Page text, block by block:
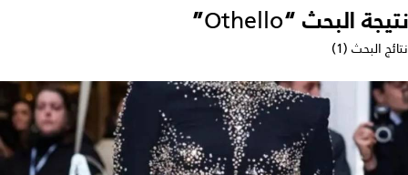
نتيجة البحث “Othello
”
نتائج البحث (1)